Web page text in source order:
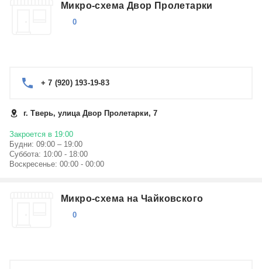
Микро-схема Двор Пролетарки
0
+ 7 (920) 193-19-83
г. Тверь, улица Двор Пролетарки, 7
Закроется в 19:00
Будни: 09:00 – 19:00
Суббота: 10:00 - 18:00
Воскресенье: 00:00 - 00:00
Микро-схема на Чайковского
0